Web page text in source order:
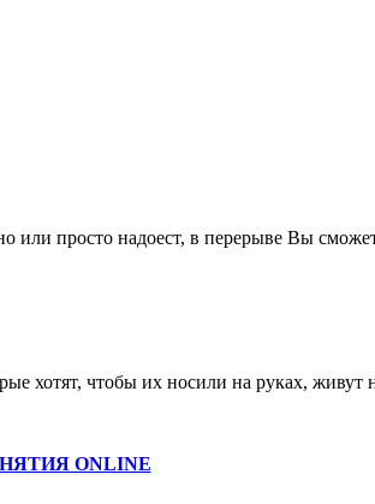
просто надоест, в перерыве Вы
хотят, чтобы их носили на руках, живут
ONLINE